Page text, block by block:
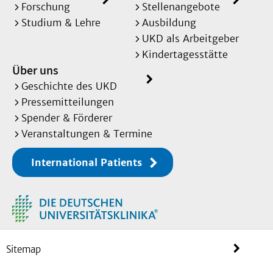
Forschung
Studium & Lehre
Stellenangebote
Ausbildung
UKD als Arbeitgeber
Kindertagesstätte
Über uns
Geschichte des UKD
Pressemitteilungen
Spender & Förderer
Veranstaltungen & Termine
International Patients
Sitemap